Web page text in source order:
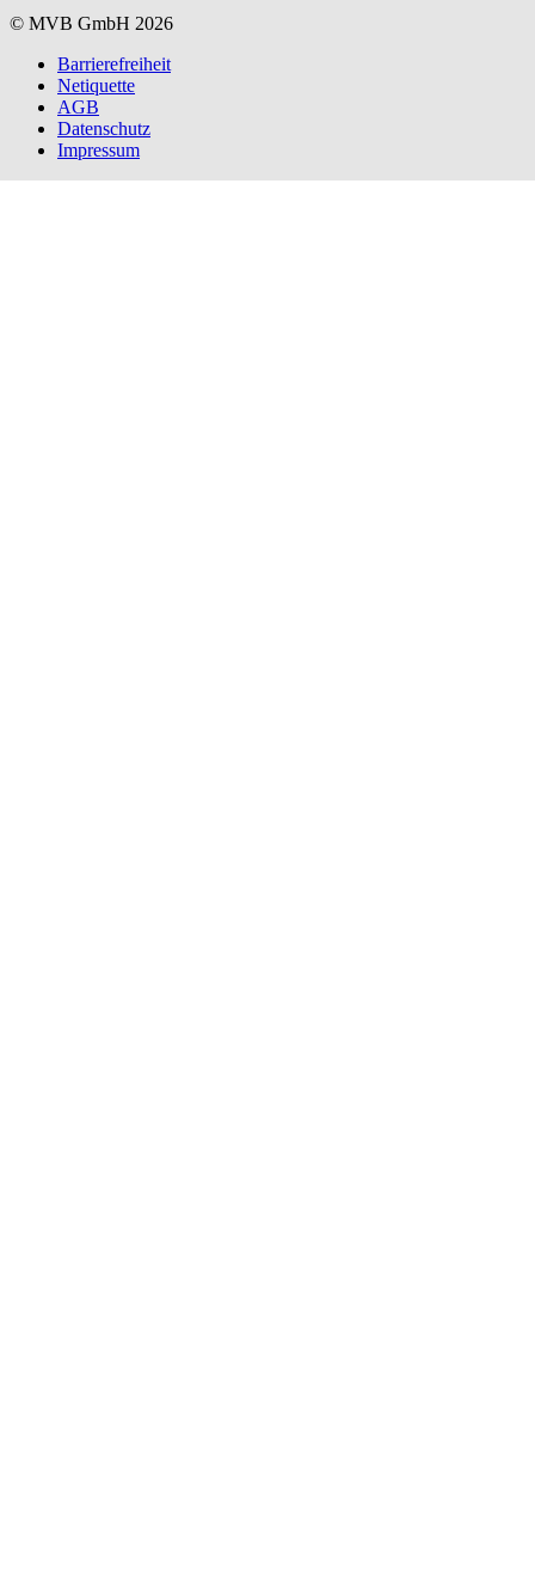
© MVB GmbH 2026
Barrierefreiheit
Netiquette
AGB
Datenschutz
Impressum